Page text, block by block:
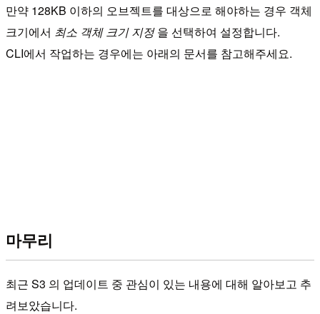
만약 128KB 이하의 오브젝트를 대상으로 해야하는 경우 객체
크기에서 최소 객체 크기 지정을 선택하여 설정합니다.
CLI에서 작업하는 경우에는 아래의 문서를 참고해주세요.
마무리
최근 S3 의 업데이트 중 관심이 있는 내용에 대해 알아보고 추
려보았습니다.